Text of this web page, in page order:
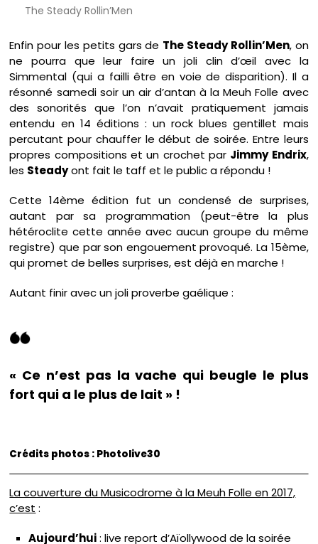
The Steady Rollin’Men
Enfin pour les petits gars de The Steady Rollin’Men, on
ne pourra que leur faire un joli clin d’œil avec la
Simmental (qui a failli être en voie de disparition). Il a
résonné samedi soir un air d’antan à la Meuh Folle avec
des sonorités que l’on n’avait pratiquement jamais
entendu en 14 éditions : un rock blues gentillet mais
percutant pour chauffer le début de soirée. Entre leurs
propres compositions et un crochet par Jimmy Endrix,
les Steadyont fait le taff et le public a répondu !
Cette 14ème édition fut un condensé de surprises,
autant par sa programmation (peut-être la plus
hétéroclite cette année avec aucun groupe du même
registre) que par son engouement provoqué. La 15ème,
qui promet de belles surprises, est déjà en marche !
Autant finir avec un joli proverbe gaélique :
« Ce n’est pas la vache qui beugle le plus
fort qui a le plus de lait » !
Crédits photos : Photolive30
La couverture du Musicodrome à la Meuh Folle en 2017,
c’est :
Aujourd’hui: live report d’Aïollywood de la soirée